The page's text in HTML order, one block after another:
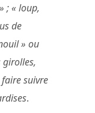
; « loup,
de
» ou
girolles,
suivre
.